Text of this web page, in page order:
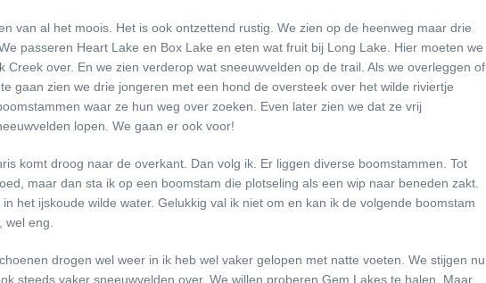
van al het moois. Het is ook ontzettend rustig. We zien op de heenweg maar drie
passeren Heart Lake en Box Lake en eten wat fruit bij Long Lake. Hier moeten we
Creek over. En we zien verderop wat sneeuwvelden op de trail. Als we overleggen of
gaan zien we drie jongeren met een hond de oversteek over het wilde riviertje
waar ze hun weg over zoeken. Even later zien we dat ze vrij
lopen. We gaan er ook voor!
komt droog naar de overkant. Dan volg ik. Er liggen diverse boomstammen. Tot
maar dan sta ik op een boomstam die plotseling als een wip naar beneden zakt.
het ijskoude wilde water. Gelukkig val ik niet om en kan ik de volgende boomstam
wel eng.
drogen wel weer in ik heb wel vaker gelopen met natte voeten. We stijgen nu
steeds vaker sneeuwvelden over. We willen proberen Gem Lakes te halen. Maar